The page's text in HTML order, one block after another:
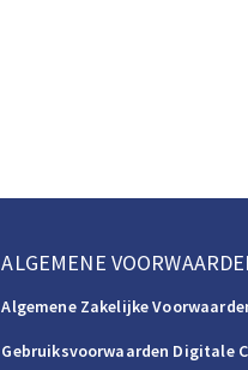
ALGEMENE
Algemene Zakelijke
Gebruiksvoorwaarden Digitale